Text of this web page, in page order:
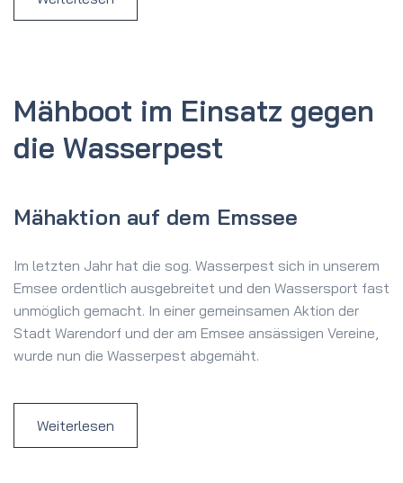
Mähboot im Einsatz gegen
die Wasserpest
Mähaktion auf dem Emssee
Im letzten Jahr hat die sog. Wasserpest sich in unserem
Emsee ordentlich ausgebreitet und den Wassersport fast
unmöglich gemacht. In einer gemeinsamen Aktion der
Stadt Warendorf und der am Emsee ansässigen Vereine,
wurde nun die Wasserpest abgemäht.
Weiterlesen